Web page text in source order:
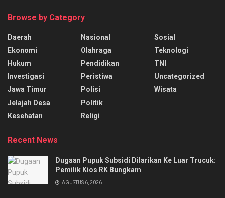
Browse by Category
Daerah
Ekonomi
Hukum
Investigasi
Jawa Timur
Jelajah Desa
Kesehatan
Nasional
Olahraga
Pendidikan
Peristiwa
Polisi
Politik
Religi
Sosial
Teknologi
TNI
Uncategorized
Wisata
Recent News
‎Dugaan Pupuk Subsidi Dilarikan Ke Luar Trucuk:
Pemilik Kios RK Bungkam
AGUSTUS 6, 2026